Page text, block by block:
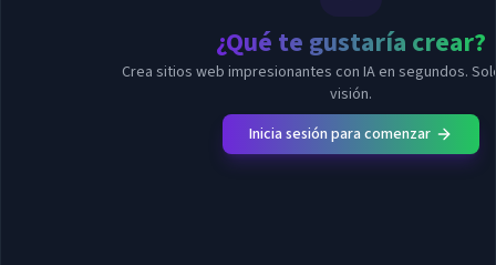
¿Qué te gustaría crear?
Crea sitios web impresionantes con IA en segundos.
visión.
Inicia sesión para comenzar